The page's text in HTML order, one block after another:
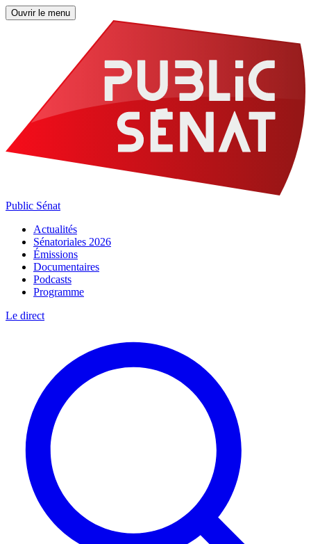
Ouvrir le menu
Public Sénat
Actualités
Sénatoriales 2026
Émissions
Documentaires
Podcasts
Programme
Le direct